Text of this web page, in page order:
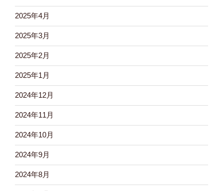
2025年4月
2025年3月
2025年2月
2025年1月
2024年12月
2024年11月
2024年10月
2024年9月
2024年8月